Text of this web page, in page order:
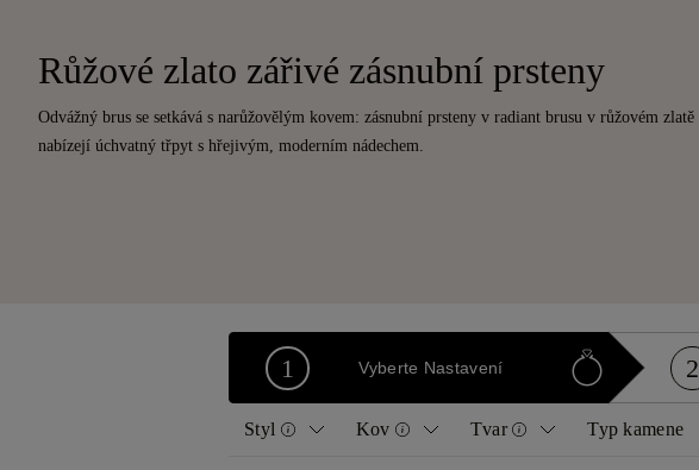
Růžové zlato zářivé zásnubní prsteny
Odvážný brus se setkává s narůžovělým kovem: zásnubní prsteny v radiant brusu v růžovém zlatě
nabízejí úchvatný třpyt s hřejivým, moderním nádechem.
1 Vyberte Nastavení 2
Styl Kov Tvar Typ kamene